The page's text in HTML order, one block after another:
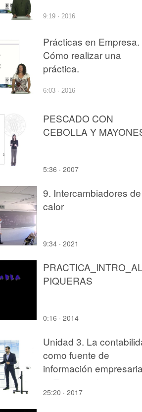
9:19 · 2016
Prácticas en Empresa.
Cómo realizar una
práctica.
6:03 · 2016
PESCADO CON
CEBOLLA Y
5:36 · 2007
9. Intercambiadores de
calor
9:34 · 2021
PIQUERAS
0:16 · 2014
Unidad 3. La
como fuente de
información
4. Toma de decisiones
Partir de los Estados
25:20 · 2017